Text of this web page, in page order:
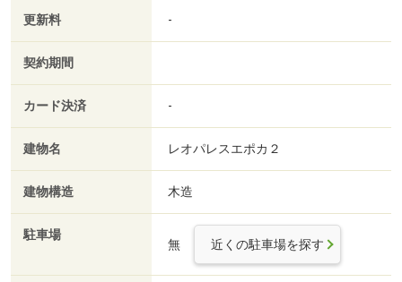
更新料 -
契約期間
カード決済 -
建物名 レオパレスエポカ２
建物構造 木造
駐車場
無 近くの駐車場を探す